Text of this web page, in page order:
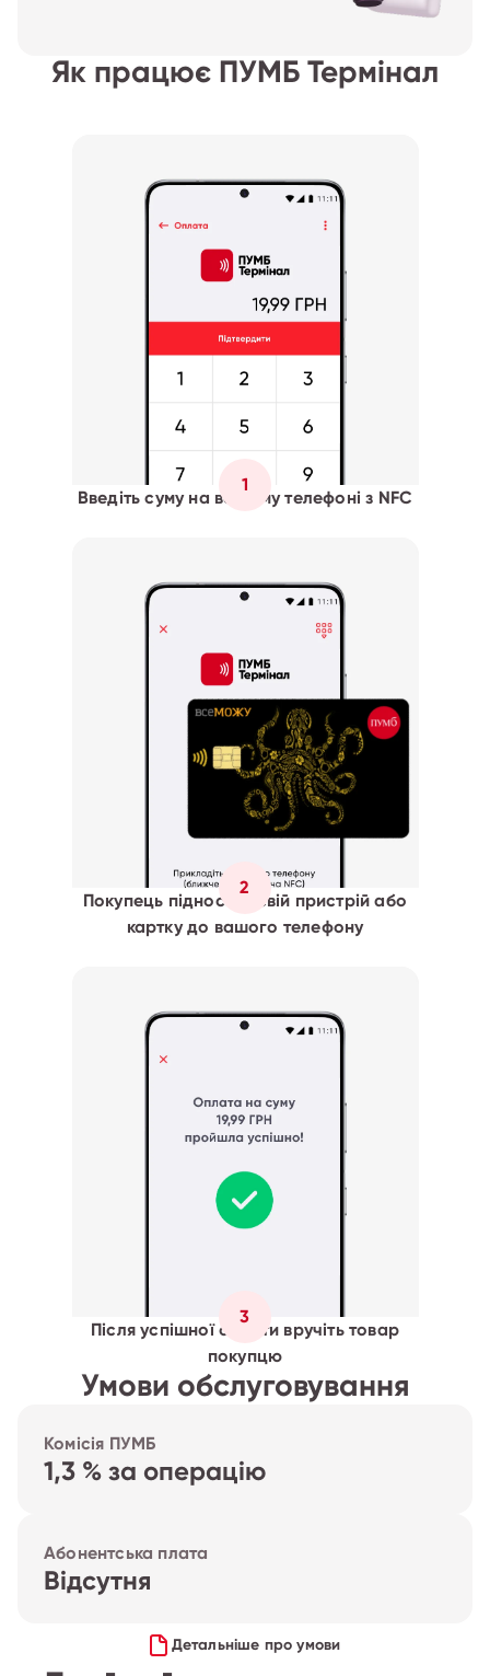
Як працює ПУМБ Термінал
1
Введіть суму на вашому телефоні з NFC
2
Покупець підносить свій пристрій або
картку до вашого телефону
3
Після успішної оплати вручіть товар
покупцю
Умови обслуговування
Комісія ПУМБ
1,3 % за операцію
Абонентська плата
Відсутня
Детальніше про умови